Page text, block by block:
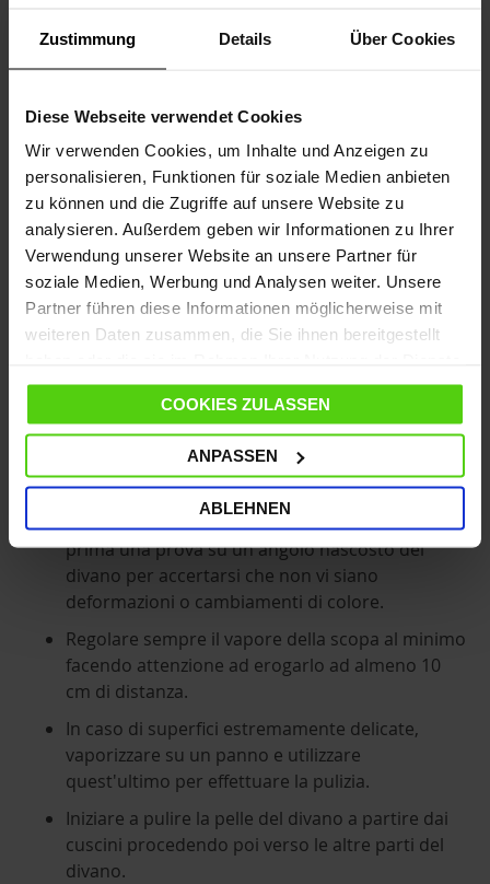
Zustimmung Details Über Cookies
Diese Webseite verwendet Cookies
Wir verwenden Cookies, um Inhalte und Anzeigen zu
personalisieren, Funktionen für soziale Medien anbieten
zu können und die Zugriffe auf unsere Website zu
analysieren. Außerdem geben wir Informationen zu Ihrer
Verwendung unserer Website an unsere Partner für
soziale Medien, Werbung und Analysen weiter. Unsere
Partner führen diese Informationen möglicherweise mit
weiteren Daten zusammen, die Sie ihnen bereitgestellt
gesammelt haben.
COOKIES ZULASSEN
ANPASSEN
ABLEHNEN
Dopo aver eliminato le macchie difficili, potremo
così una pulizia profonda e un'igiene perfetta.
Per approfondire, leggi i nostri consigli per lapulizia
del divano in tessuto.
Divano in pelle
La pelle è più delicata da trattare rispetto al tessuto
ma il suo trattamento non è difficile: l'aspetto
importante da considerare nella pulizia di un divano
corretto uso del pulitore a vapore così da garantire
un trattamento corretto.
Quando usiamo un apparecchio a vapore per pulire il
divano sarà necessario:
Verificare le istruzioni del produttore, facendo
prima una prova su un angolo nascosto del
divano per accertarsi che non vi siano
deformazioni o cambiamenti di colore.
Regolare sempre il vapore della scopa al minimo
facendo attenzione ad erogarlo ad almeno 10
cm di distanza.
In caso di superfici estremamente delicate,
vaporizzare su un panno e utilizzare
quest'ultimo per effettuare la pulizia.
Iniziare a pulire la pelle del divano a partire dai
cuscini procedendo poi verso le altre parti del
divano.